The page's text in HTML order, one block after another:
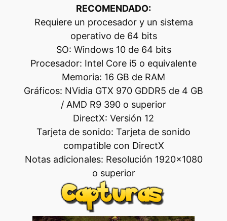
RECOMENDADO:
Requiere un procesador y un sistema
operativo de 64 bits
SO: Windows 10 de 64 bits
Procesador: Intel Core i5 o equivalente
Memoria: 16 GB de RAM
Gráficos: NVidia GTX 970 GDDR5 de 4 GB
/ AMD R9 390 o superior
DirectX: Versión 12
Tarjeta de sonido: Tarjeta de sonido
compatible con DirectX
Notas adicionales: Resolución 1920×1080
o superior